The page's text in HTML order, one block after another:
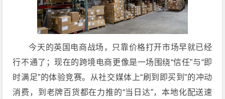
今天的英国电商战场，只靠价格打开市场早就已经
行不通了；现在的跨境电商更像是一场围绕“信任”与“即
时满足”的体验竞赛。从社交媒体上“刷到即买到”的冲动
消费，到老牌百货都在力推的“当日达”，本地化配送速